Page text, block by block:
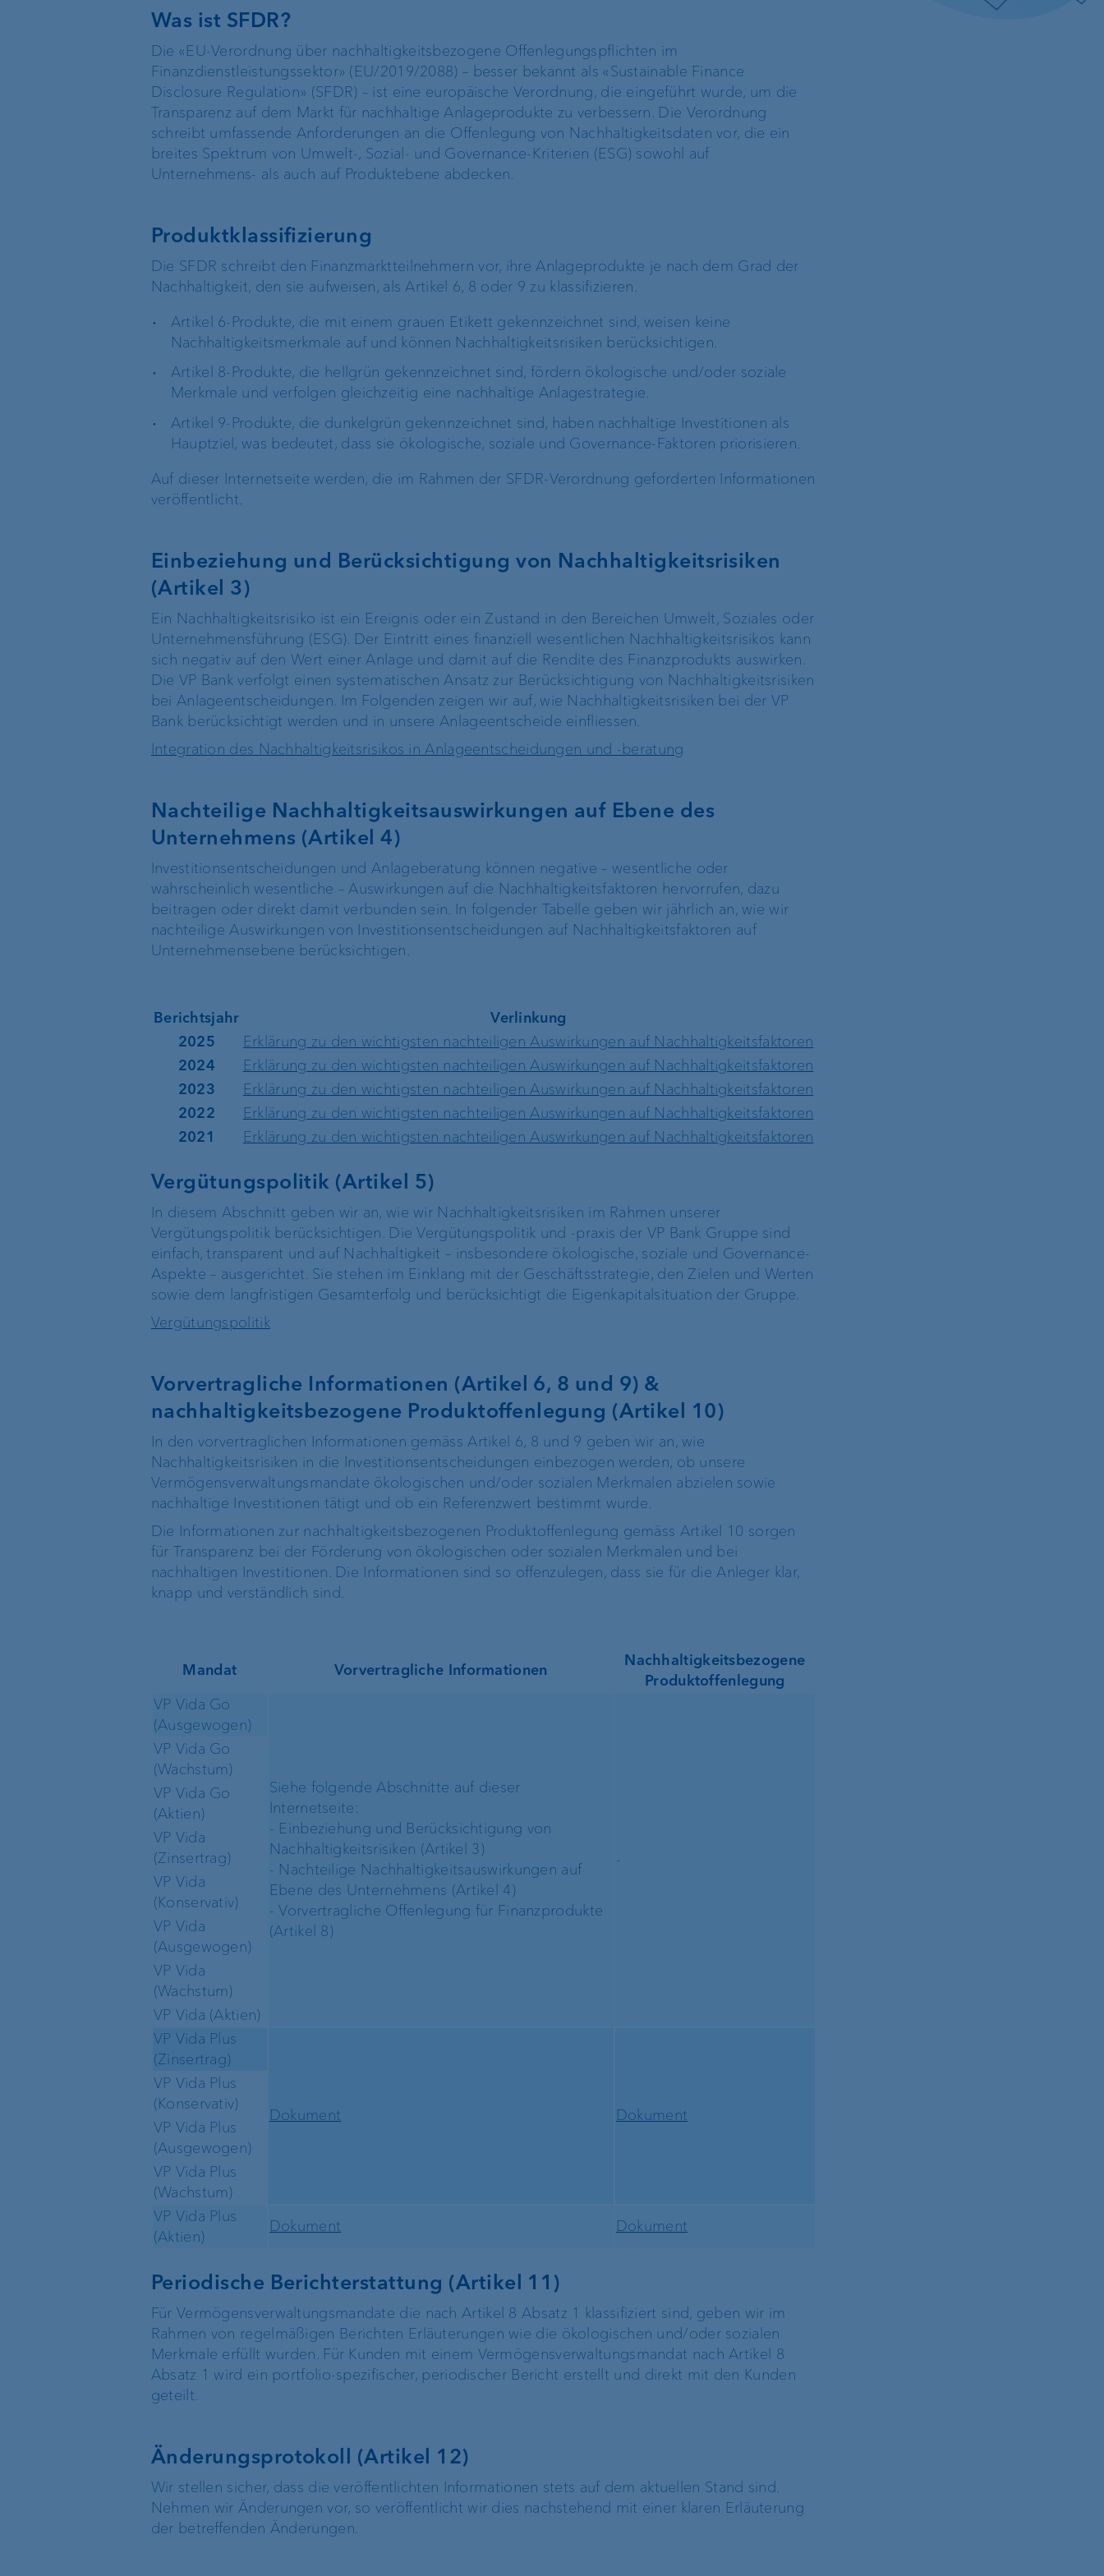
Recommender
Echtzeitüberweisung
und VoP
VP Bank Developer
Portal
Basisdienstleistungen
Execution Only
Private Label Fonds
Investment Consulting
Vermögensverwaltung
Externe
Vermögensverwalter
Treuhänder &
Rechtsanwälte
e-banking
VP Bank Connect
ProDF
VP Bank Developer
Die Welt der VP Bank
Standort Liechtenstein
Standort Schweiz
Standort Luxemburg
Verwaltungsrat
Group Executive
Management
Standortleitung
Organigramm
Engagement
Nachhaltigkeit
Compliance,
Operational Risk und
Risikomanagement
Kundenfeedback-
Management
Unsere Geschichte
Was ist SFDR?
Die «EU-Verordnung über nachhaltigkeitsbezogene Offenlegungspflichten im
Finanzdienstleistungssektor» (EU/2019/2088) – besser bekannt als «Sustainable Finance
Disclosure Regulation» (SFDR) – ist eine europäische Verordnung, die eingeführt wurde, um die
Transparenz auf dem Markt für nachhaltige Anlageprodukte zu verbessern. Die Verordnung
schreibt umfassende Anforderungen an die Offenlegung von Nachhaltigkeitsdaten vor, die ein
breites Spektrum von Umwelt-, Sozial- und Governance-Kriterien (ESG) sowohl auf
Unternehmens- als auch auf Produktebene abdecken.
Produktklassifizierung
Die SFDR schreibt den Finanzmarktteilnehmern vor, ihre Anlageprodukte je nach dem Grad der
Nachhaltigkeit, den sie aufweisen, als Artikel 6, 8 oder 9 zu klassifizieren.
Artikel 6-Produkte, die mit einem grauen Etikett gekennzeichnet sind, weisen keine
Nachhaltigkeitsmerkmale auf und können Nachhaltigkeitsrisiken berücksichtigen.
Artikel 8-Produkte, die hellgrün gekennzeichnet sind, fördern ökologische und/oder soziale
Merkmale und verfolgen gleichzeitig eine nachhaltige Anlagestrategie.
Artikel 9-Produkte, die dunkelgrün gekennzeichnet sind, haben nachhaltige Investitionen als
Hauptziel, was bedeutet, dass sie ökologische, soziale und Governance-Faktoren priorisieren.
Auf dieser Internetseite werden, die im Rahmen der SFDR-Verordnung geforderten Informationen
veröffentlicht.
Einbeziehung und Berücksichtigung von Nachhaltigkeitsrisiken
(Artikel 3)
Ein Nachhaltigkeitsrisiko ist ein Ereignis oder ein Zustand in den Bereichen Umwelt, Soziales oder
Unternehmensführung (ESG). Der Eintritt eines finanziell wesentlichen Nachhaltigkeitsrisikos kann
sich negativ auf den Wert einer Anlage und damit auf die Rendite des Finanzprodukts auswirken.
Die VP Bank verfolgt einen systematischen Ansatz zur Berücksichtigung von Nachhaltigkeitsrisiken
bei Anlageentscheidungen. Im Folgenden zeigen wir auf, wie Nachhaltigkeitsrisiken bei der VP
Bank berücksichtigt werden und in unsere Anlageentscheide einfliessen.
Integration des Nachhaltigkeitsrisikos in Anlageentscheidungen und -beratung
Nachteilige Nachhaltigkeitsauswirkungen auf Ebene des
Unternehmens (Artikel 4)
Investitionsentscheidungen und Anlageberatung können negative – wesentliche oder
wahrscheinlich wesentliche – Auswirkungen auf die Nachhaltigkeitsfaktoren hervorrufen, dazu
beitragen oder direkt damit verbunden sein. In folgender Tabelle geben wir jährlich an, wie wir
nachteilige Auswirkungen von Investitionsentscheidungen auf Nachhaltigkeitsfaktoren auf
Unternehmensebene berücksichtigen.
Berichtsjahr
Verlinkung
2025
Erklärung zu den wichtigsten nachteiligen Auswirkungen auf Nachhaltigkeitsfaktoren
2024
Erklärung zu den wichtigsten nachteiligen Auswirkungen auf Nachhaltigkeitsfaktoren
2023
Erklärung zu den wichtigsten nachteiligen Auswirkungen auf Nachhaltigkeitsfaktoren
2022
Erklärung zu den wichtigsten nachteiligen Auswirkungen auf Nachhaltigkeitsfaktoren
2021
Erklärung zu den wichtigsten nachteiligen Auswirkungen auf Nachhaltigkeitsfaktoren
Vergütungspolitik (Artikel 5)
In diesem Abschnitt geben wir an, wie wir Nachhaltigkeitsrisiken im Rahmen unserer
Vergütungspolitik berücksichtigen. Die Vergütungspolitik und -praxis der VP Bank Gruppe sind
einfach, transparent und auf Nachhaltigkeit – insbesondere ökologische, soziale und Governance-
Aspekte – ausgerichtet. Sie stehen im Einklang mit der Geschäftsstrategie, den Zielen und Werten
sowie dem langfristigen Gesamterfolg und berücksichtigt die Eigenkapitalsituation der Gruppe.
Vergütungspolitik
Vorvertragliche Informationen (Artikel 6, 8 und 9) &
nachhaltigkeitsbezogene Produktoffenlegung (Artikel 10)
In den vorvertraglichen Informationen gemäss Artikel 6, 8 und 9 geben wir an, wie
Nachhaltigkeitsrisiken in die Investitionsentscheidungen einbezogen werden, ob unsere
Vermögensverwaltungsmandate ökologischen und/oder sozialen Merkmalen abzielen sowie
nachhaltige Investitionen tätigt und ob ein Referenzwert bestimmt wurde.
Die Informationen zur nachhaltigkeitsbezogenen Produktoffenlegung gemäss Artikel 10 sorgen
für Transparenz bei der Förderung von ökologischen oder sozialen Merkmalen und bei
nachhaltigen Investitionen. Die Informationen sind so offenzulegen, dass sie für die Anleger klar,
knapp und verständlich sind.
Mandat Vorvertragliche Informationen
Nachhaltigkeitsbezogene
Produktoffenlegung
VP Vida Go
(Ausgewogen)
Siehe folgende Abschnitte auf dieser
Internetseite:
- Einbeziehung und Berücksichtigung von
Nachhaltigkeitsrisiken (Artikel 3)
- Nachteilige Nachhaltigkeitsauswirkungen auf
Ebene des Unternehmens (Artikel 4)
- Vorvertragliche Offenlegung für Finanzprodukte
(Artikel 8)
-
VP Vida Go
(Wachstum)
VP Vida Go
(Aktien)
VP Vida
(Zinsertrag)
VP Vida
(Konservativ)
VP Vida
(Ausgewogen)
VP Vida
(Wachstum)
VP Vida (Aktien)
VP Vida Plus
(Zinsertrag)
Dokument Dokument
VP Vida Plus
(Konservativ)
VP Vida Plus
(Ausgewogen)
VP Vida Plus
(Wachstum)
VP Vida Plus
(Aktien)
Dokument Dokument
Periodische Berichterstattung (Artikel 11)
Für Vermögensverwaltungsmandate die nach Artikel 8 Absatz 1 klassifiziert sind, geben wir im
Rahmen von regelmäßigen Berichten Erläuterungen wie die ökologischen und/oder sozialen
Merkmale erfüllt wurden. Für Kunden mit einem Vermögensverwaltungsmandat nach Artikel 8
Absatz 1 wird ein portfolio-spezifischer, periodischer Bericht erstellt und direkt mit den Kunden
geteilt.
Änderungsprotokoll (Artikel 12)
Wir stellen sicher, dass die veröffentlichten Informationen stets auf dem aktuellen Stand sind.
Nehmen wir Änderungen vor, so veröffentlicht wir dies nachstehend mit einer klaren Erläuterung
der betreffenden Änderungen.